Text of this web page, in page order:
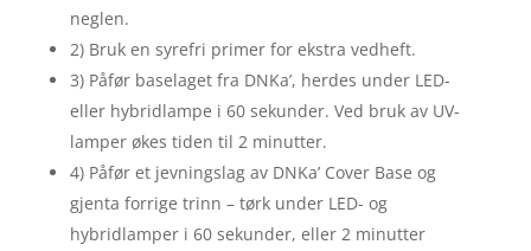
neglen.
2) Bruk en syrefri primer for ekstra vedheft.
3) Påfør baselaget fra DNKa’, herdes under LED-
eller hybridlampe i 60 sekunder. Ved bruk av UV-
lamper økes tiden til 2 minutter.
4) Påfør et jevningslag av DNKa’ Cover Base og
gjenta forrige trinn – tørk under LED- og
hybridlamper i 60 sekunder, eller 2 minutter